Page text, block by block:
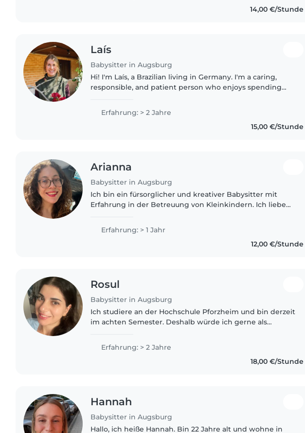
14,00 €/Stunde
Laís
Babysitter in Augsburg
Hi! I'm Laís, a Brazilian living in Germany. I'm a caring,
responsible, and patient person who enjoys spending
welcoming environment..
Erfahrung: > 2 Jahre
15,00 €/Stunde
Arianna
Babysitter in Augsburg
Ich bin ein fürsorglicher und kreativer Babysitter mit
Erfahrung in der Betreuung von Kleinkindern. Ich liebe
September beginne..
Erfahrung: > 1 Jahr
12,00 €/Stunde
Rosul
Babysitter in Augsburg
Ich studiere an der Hochschule Pforzheim und bin derzeit
im achten Semester. Deshalb würde ich gerne als
Hauswirtschaftsschule absolviert..
Erfahrung: > 2 Jahre
18,00 €/Stunde
Hannah
Babysitter in Augsburg
Hallo, ich heiße Hannah. Bin 22 Jahre alt und wohne in